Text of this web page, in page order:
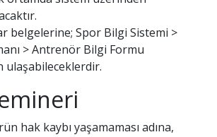
belgelerine; Spor Bilgi Sistemi >
> Antrenör Bilgi Formu
ulaşabileceklerdir.
hak kaybı yaşamaması adına,